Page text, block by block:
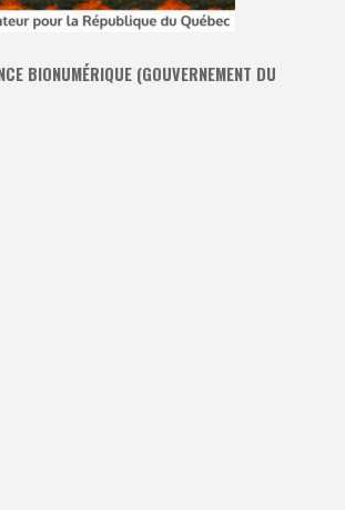
BIONUMÉRIQUE (GOUVERNEMENT DU